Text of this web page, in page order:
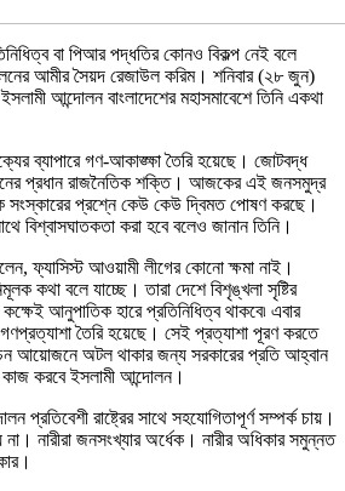
বা পিআর পদ্ধতির কোনও বিকল্প নেই বলে
আমীর সৈয়দ রেজাউল করিম। শনিবার (২৮ জুন)
ইসলামী আন্দোলন বাংলাদেশের মহাসমাবেশে তিনি একথা
ব্যাপারে গণ-আকাঙ্ক্ষা তৈরি হয়েছে। জোটবদ্ধ
প্রধান রাজনৈতিক শক্তি। আজকের এই জনসমুদ্র
প্রশ্নে কেউ কেউ দ্বিমত পোষণ করছে।
বিশ্বাসঘাতকতা করা হবে বলেও জানান তিনি।
ফ্যাসিস্ট আওয়ামী লীগের কোনো ক্ষমা নাই।
কথা বলে যাচ্ছে। তারা দেশে বিশৃঙ্খলা সৃষ্টির
আনুপাতিক হারে প্রতিনিধিত্ব থাকবে৷ এবার
তৈরি হয়েছে। সেই প্রত্যাশা পূরণ করতে
আয়োজনে অটল থাকার জন্য সরকারের প্রতি আহ্বান
করবে ইসলামী আন্দোলন।
প্রতিবেশী রাষ্ট্রের সাথে সহযোগিতাপূর্ণ সম্পর্ক চায়।
নারীরা জনসংখ্যার অর্ধেক। নারীর অধিকার সমুন্নত